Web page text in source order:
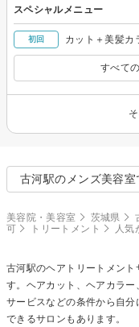
スペシャルメニュー
初回 カット＋美髪カ
すべて
古河駅のメンズ美容室
美容院・美容室 茨城県
可
トリートメント 人気
古河駅のヘアトリートメント
す。ヘアカット、ヘアカラー
サービスなどの条件から自
できるサロンもあります。